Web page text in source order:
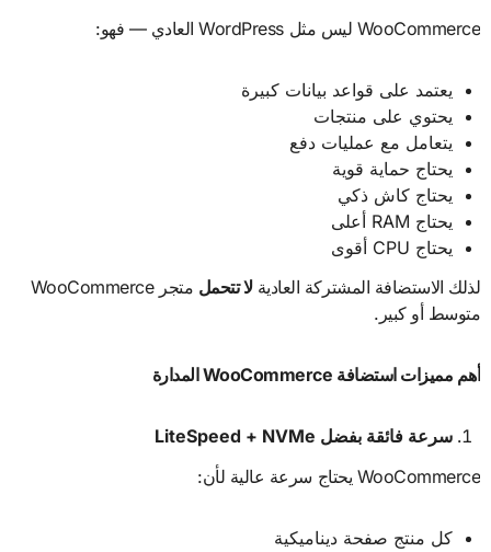
WooCommerce ليس مثل WordPress العادي — فهو:
يعتمد على قواعد بيانات كبيرة
يحتوي على منتجات
يتعامل مع عمليات دفع
يحتاج حماية قوية
يحتاج كاش ذكي
يحتاج RAM أعلى
يحتاج CPU أقوى
لذلك الاستضافة المشتركة العاديةلا تتحمل
متجر WooCommerce
متوسط أو كبير.
أهم مميزات استضافة المدارة
سرعة فائقة بفضل
WooCommerce يحتاج سرعة عالية لأن:
كل منتج صفحة ديناميكية